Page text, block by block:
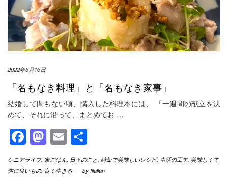
2022年6月16日
「名もなき料理」と「名もなき家事」
結婚して間もない頃、購入した料理本には、 「一週間の献立を決
めて、それに沿って、まとめてお …
Facebook
Mastodon
Email
有
シニアライフ, 家ごはん, 日々のこと, 時短で美味しいレシピ, 生活の工夫, 美味しくて
体に良いもの, 良く生きる - by Illallan